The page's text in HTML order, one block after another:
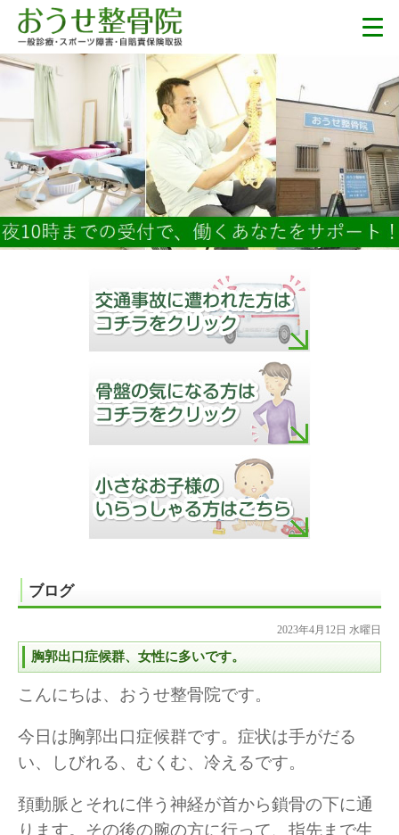
ブログ
2023年4月12日 水曜日
胸郭出口症候群、女性に多いです。
こんにちは、おうせ整骨院です。
今日は胸郭出口症候群です。症状は手がだる
い、しびれる、むくむ、冷えるです。
頚動脈とそれに伴う神経が首から鎖骨の下に通
ります。その後の腕の方に行って、指先まで生